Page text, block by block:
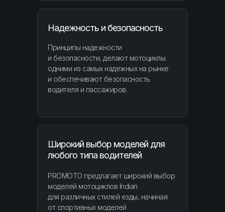
Надежность и безопасность
Принципы надежности
и безопасности, делают мотоциклы
одними из самых надежных на рынке
и обеспечивают безопасность
водителя и пассажиров.
Широкий выбор моделей для
любого типа водителей
PROMOTO предлагает широкий выбор
моделей мотоциклов Indian
для различных стилей езды, начиная
от спортивных моделей